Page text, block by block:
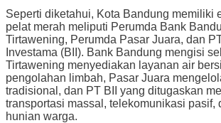
Seperti diketahui, Kota Bandung memiliki
pelat merah meliputi Perumda Bank
Tirtawening, Perumda Pasar Juara, dan
Investama (BII). Bank Bandung mengisi
Tirtawening menyediakan layanan air
pengolahan limbah, Pasar Juara
tradisional, dan PT BII yang ditugaskan
transportasi massal, telekomunikasi pasif,
hunian warga.